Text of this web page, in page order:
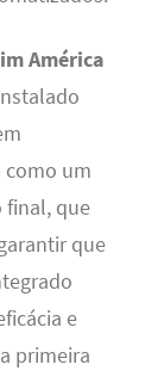
América
como um
final, que
que
e
primeira